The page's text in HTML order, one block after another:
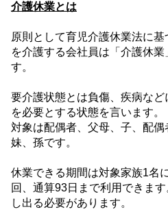
介護休業とは
原則として育児介護休業法に
を介護する会社員は「介護休
す。
要介護状態とは負傷、疾病など
を必要とする状態を言います。
対象は配偶者、父母、子、配
妹、孫です。
休業できる期間は対象家族1名
回、通算93日まで利用できま
し出る必要があります。